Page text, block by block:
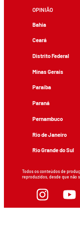
OPINIÃO
Bahia
Ceará
Distrito Federal
Minas Gerais
Paraíba
Paraná
Pernambuco
Rio de Janeiro
Rio Grande do Sul
Todos os conteúdos de
reproduzidos, desde que não